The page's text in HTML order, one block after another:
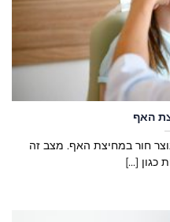
האף
חור במחיצת האף. מצב זה
כגון [...]